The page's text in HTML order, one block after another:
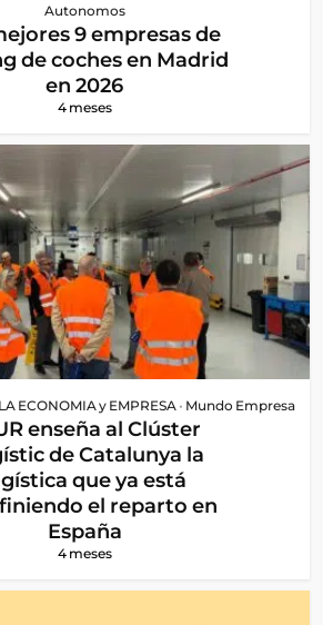
Autonomos
9 empresas de
de coches en Madrid
en 2026
4 meses
ECONOMIA y EMPRESA • Mundo Empresa
enseña al Clúster
de Catalunya la
que ya está
el reparto en
España
4 meses